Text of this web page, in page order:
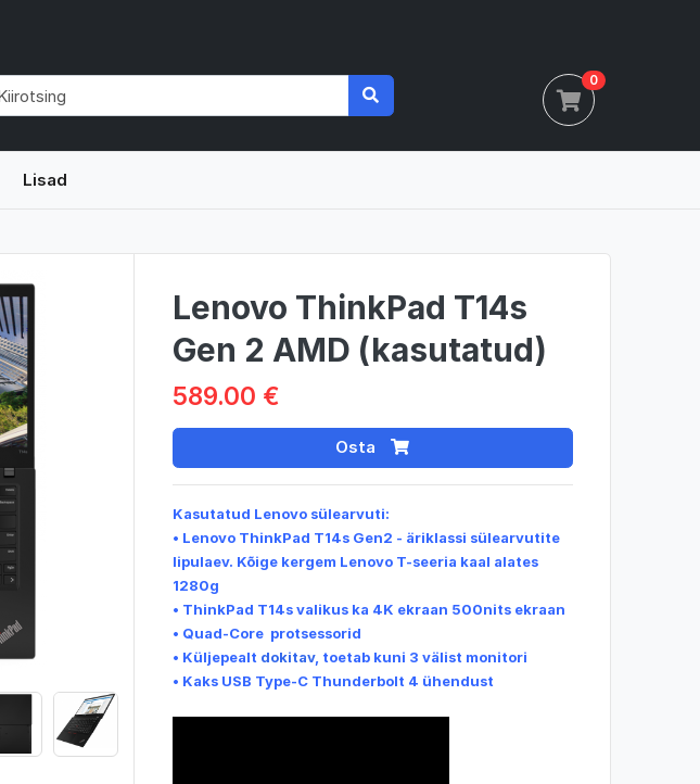
0
Lisad
Lenovo ThinkPad T14s
Gen 2 AMD (kasutatud)
589.00 €
Osta
Kasutatud Lenovo sülearvuti:
• Lenovo ThinkPad T14s Gen2 - äriklassi sülearvutite
lipulaev. Kõige kergem Lenovo T-seeria kaal alates
1280g
• ThinkPad T14s valikus ka 4K ekraan 500nits ekraan
• Quad-Core protsessorid
• Küljepealt dokitav, toetab kuni 3 välist monitori
• Kaks USB Type-C Thunderbolt 4 ühendust